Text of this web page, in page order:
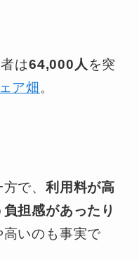
は64,000人を突
ア畑 。
方で、利用料が高
担感があったり
いのも事実で